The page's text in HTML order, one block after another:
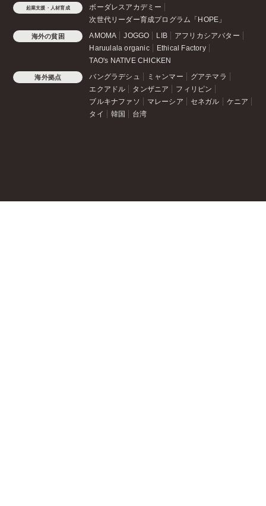
起業支援・人材育成
ボーダレスアカデミー
次世代リーダー育成プログラム「HOPE」
海外の貧困 AMOMA JOGGO LIB
アフリカシアバター
Haruulala organic
Ethical Factory
TAO's NATIVE CHICKEN
海外拠点 バングラデシュ ミャンマー
グアテマラ
エクアドル
タンザニア
フィリピン
ブルキナファソ
マレーシア セネガル
ケニア
タイ
韓国 台湾